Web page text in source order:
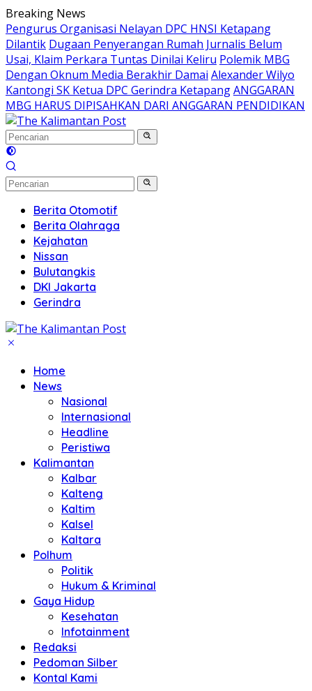
Langsung
ke
konten
Breaking News
Pengurus Organisasi Nelayan DPC HNSI Ketapang
Dilantik Dugaan Penyerangan Rumah Jurnalis Belum
Usai, Klaim Perkara Tuntas Dinilai Keliru Polemik MBG
Dengan Oknum Media Berakhir Damai Alexander Wilyo
Kantongi SK Ketua DPC Gerindra KetapangANGGARAN
MBG HARUS DIPISAHKAN DARI ANGGARAN PENDIDIKAN
Berita Otomotif
Berita Olahraga
Kejahatan
Nissan
Bulutangkis
DKI Jakarta
Gerindra
Home
News
Nasional
Internasional
Headline
Peristiwa
Kalimantan
Kalbar
Kalteng
Kaltim
Kalsel
Kaltara
Polhum
Politik
Hukum & Kriminal
Gaya Hidup
Kesehatan
Infotainment
Redaksi
Pedoman Silber
Kontal Kami